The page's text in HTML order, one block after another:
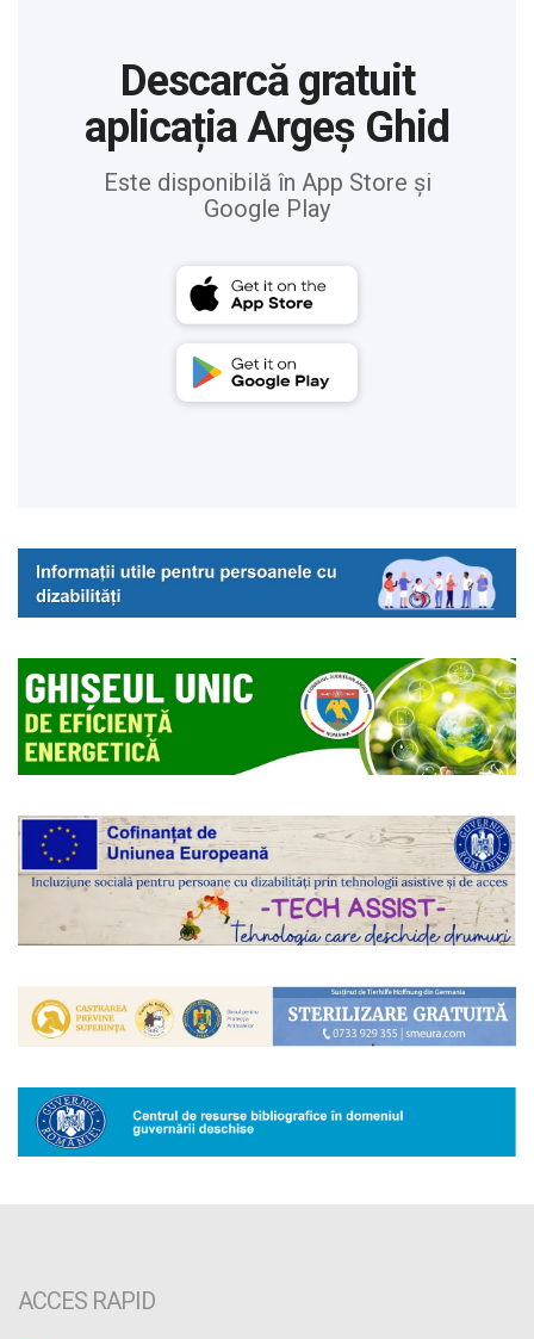
Descarcă gratuit
aplicația Argeș Ghid
Este disponibilă în App Store și
Google Play
ACCES RAPID